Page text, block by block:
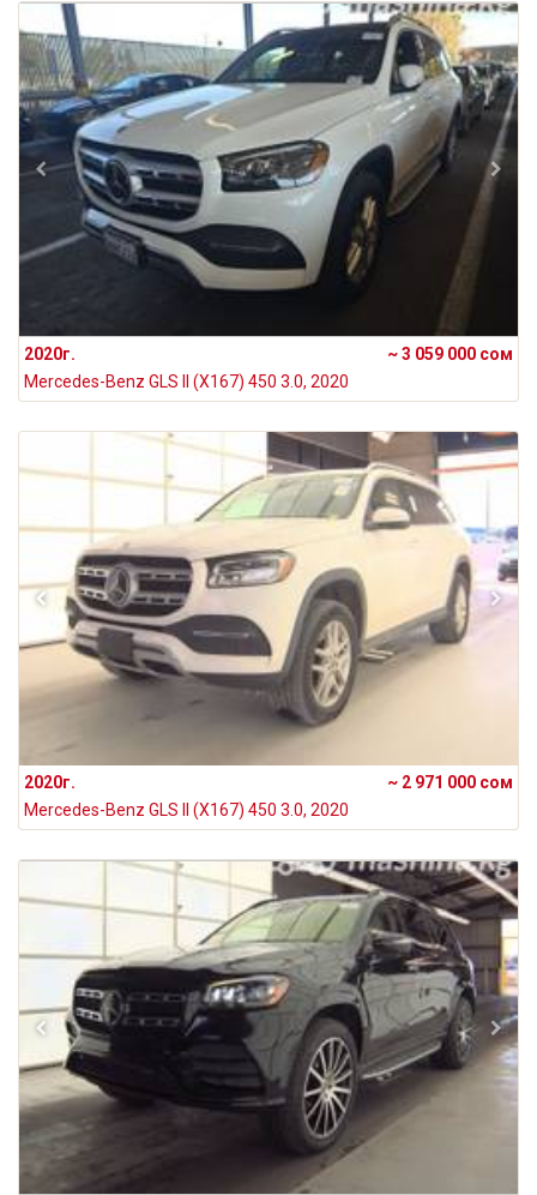
2020г.
~ 3 059 000 сом
Mercedes-Benz GLS II (X167) 450 3.0, 2020
2020г.
~ 2 971 000 сом
Mercedes-Benz GLS II (X167) 450 3.0, 2020